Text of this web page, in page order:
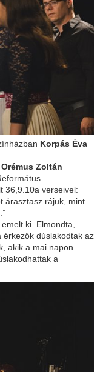
Korpás Éva
Orémus Zoltán
36,9.10a verseivel:
árasztasz rájuk, mint
ki. Elmondta,
érkezők dúslakodtak az
akik a mai napon
a